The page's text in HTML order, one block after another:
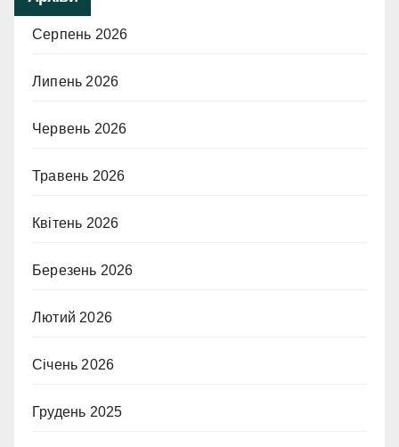
Серпень 2026
Липень 2026
Червень 2026
Травень 2026
Квітень 2026
Березень 2026
Лютий 2026
Січень 2026
Грудень 2025